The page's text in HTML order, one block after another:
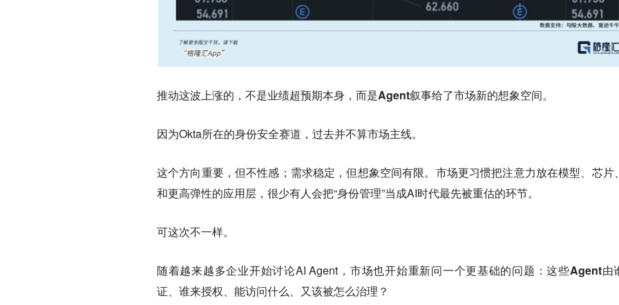
推动这波上涨的，不是业绩超预期本身，而是Agent叙事给了市场新的想象空间。
因为Okta所在的身份安全赛道，过去并不算市场主线。
这个方向重要，但不性感；需求稳定，但想象空间有限。市场更习惯把注意力放在模型、芯片
和更高弹性的应用层，很少有人会把“身份管理”当成AI时代最先被重估的环节。
可这次不一样。
随着越来越多企业开始讨论AI Agent，市场也开始重新问一个更基础的问题：这些Agent由
证、谁来授权、能访问什么、又该被怎么治理？